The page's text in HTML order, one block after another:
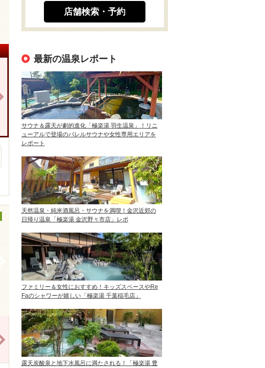
店舗検索・予約
最新の温泉レポート
サウナ＆露天が劇的進化「極楽湯 羽生温泉」！リニ
ューアルで登場のバレルサウナや女性専用エリアを
レポート
天然温泉・純米酒風呂・サウナを満喫！金沢近郊の
日帰り温泉「極楽湯 金沢野々市店」レポ
ファミリー＆女性におすすめ！キッズスペースやRe
Faのシャワーが嬉しい「極楽湯 千葉稲毛店」
露天炭酸泉と地下水風呂に満たされる！「極楽湯 豊